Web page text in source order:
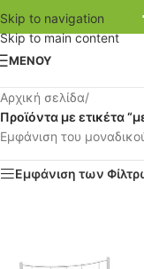
Skip to navigation
Skip to main content
ΜΕΝΟΥ
Αρχική σελίδα/
Προϊόντα με ετικέτα
Εμφάνιση του
Εμφάνιση των